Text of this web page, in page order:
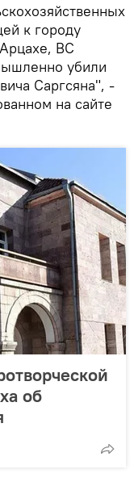
к городу
ВС
убили
Саргсяна", -
на сайте
об